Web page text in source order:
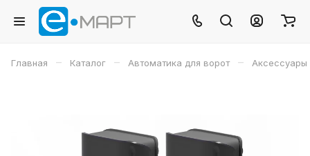
Главная – Каталог – Автоматика для ворот –